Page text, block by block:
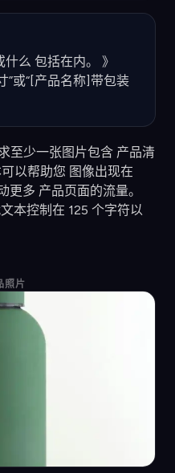
么 包括在内。 》
”或“[产品名称]带包装
至少一张图片包含 产品清
以帮助您 图像出现在
多 产品页面的流量。
本控制在 125 个字符以
照片